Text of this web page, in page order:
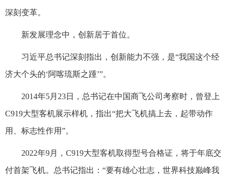
深刻变革。
新发展理念中，创新居于首位。
习近平总书记深刻指出，创新能力不强，是“我国这个经
济大个头的‘阿喀琉斯之踵’”。
2014年5月23日，总书记在中国商飞公司考察时，曾登上
C919大型客机展示样机，指出“把大飞机搞上去，起带动作
用、标志性作用”。
2022年9月，C919大型客机取得型号合格证，将于年底交
付首架飞机。总书记指出：“要有雄心壮志，世界科技巅峰我